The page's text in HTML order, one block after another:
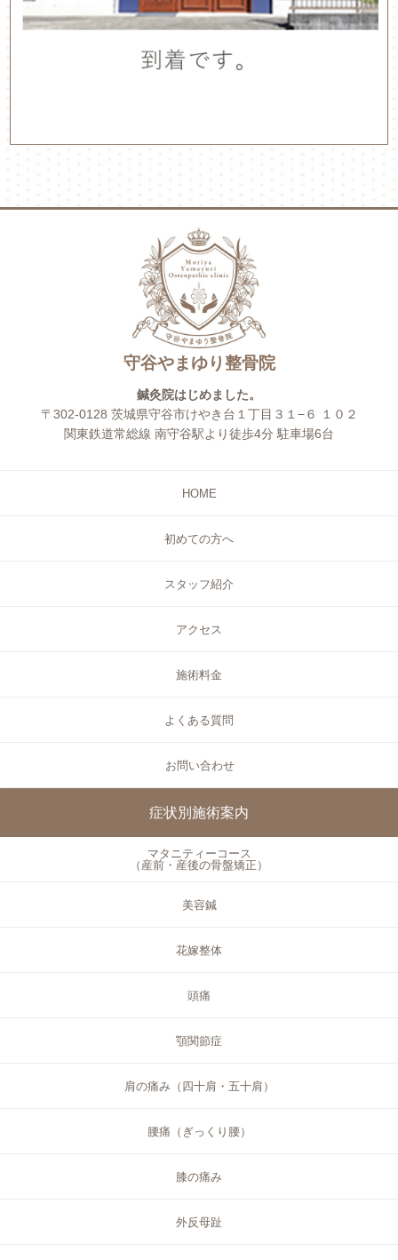
守谷やまゆり整骨院
鍼灸院はじめました。
〒302-0128 茨城県守谷市けやき台１丁目３１−６ １０２
関東鉄道常総線 南守谷駅より徒歩4分 駐車場6台
HOME
初めての方へ
スタッフ紹介
アクセス
施術料金
よくある質問
お問い合わせ
症状別施術案内
マタニティーコース
（産前・産後の骨盤矯正）
美容鍼
花嫁整体
頭痛
顎関節症
肩の痛み（四十肩・五十肩）
腰痛（ぎっくり腰）
膝の痛み
外反母趾